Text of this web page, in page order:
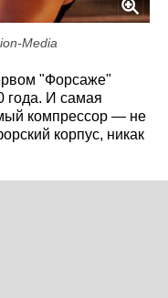
Media
"Форсаже"
года. И самая
компрессор — не
корпус, никак